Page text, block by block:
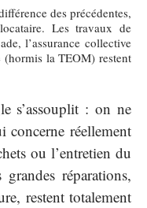
des précédentes,
Les travaux de
l’assurance collective
la TEOM) restent
s’assouplit : on ne
concerne réellement
ou l’entretien du
réparations,
restent totalement